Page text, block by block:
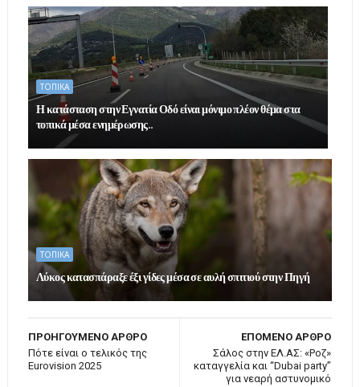
ΤΟΠΙΚΑ
Η κατάσταση στην Εγνατία Οδό είναι μόνιμο πλέον θέμα στα
τοπικά μέσα ενημέρωσης..
ΤΟΠΙΚΑ
Λύκος κατασπάραξε έξι γίδες μέσα σε αυλή σπιτιού στην Πηγή
ΕΠΟΜΕΝΟ ΑΡΘΡΟ
Σάλος στην ΕΛ.ΑΣ: «Ροζ»
καταγγελία και “Dubai party”
για νεαρή αστυνομικό
ΠΡΟΗΓΟΥΜΕΝΟ ΑΡΘΡΟ
Πότε είναι ο τελικός της
Eurovision 2025